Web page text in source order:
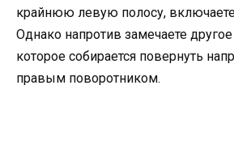
крайнюю левую полосу,
Однако напротив замечаете
которое собирается повернуть
правым поворотником.